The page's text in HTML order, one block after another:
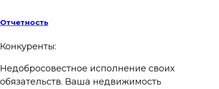
Отчетность
Конкуренты:
Недобросовестное исполнение своих
обязательств. Ваша недвижимость